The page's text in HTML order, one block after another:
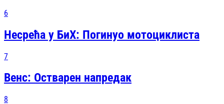
6
Несрећа у БиХ: Погинуо мотоциклиста
7
Венс: Остварен напредак
8